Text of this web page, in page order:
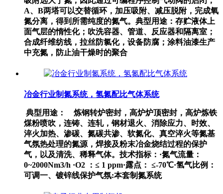
A、B两塔可以交替循环，加压吸附、减压脱附，完成氧
氮分离，得到所需纯度的氮气。典型用途：存贮液体上
面气层的惰性化；吹洗容器、管道、反应器和隔离室；
合成纤维纺线，拉丝防氯化，设备防腐；涂料油漆生产
中充氮，防止油干燥时的聚合
冶金行业制氮系统，氢氮配比气体系统
典型用途： 炼钢转炉密封，高炉炉顶密封，高炉炼铁
煤粉喷吹，连铸、连轧，钢材退火、消除应力、时效、
淬火加热、渗碳、氮碳共渗、软氮化、真空淬火等氮基
气氛热处理的氮源，焊接及粉末冶金烧结过程的保护
气，以及清洗、稀释气体。技术指标：·氮气流量：
0~2000Nm3/h ·O2 ：≤ 1 ppm·露点： ≤-70℃·氢气比例：
可调一、镀锌线保护气氛:本套制氮系统